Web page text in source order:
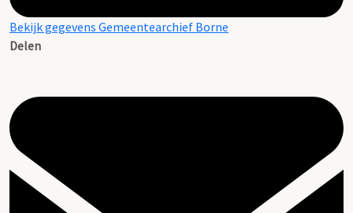
Bekijk gegevens Gemeentearchief Borne
Delen